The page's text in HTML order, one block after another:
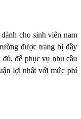
cho sinh viên nam
được trang bị đầy
để phục vụ nhu cầu
lợi nhất với mức phí